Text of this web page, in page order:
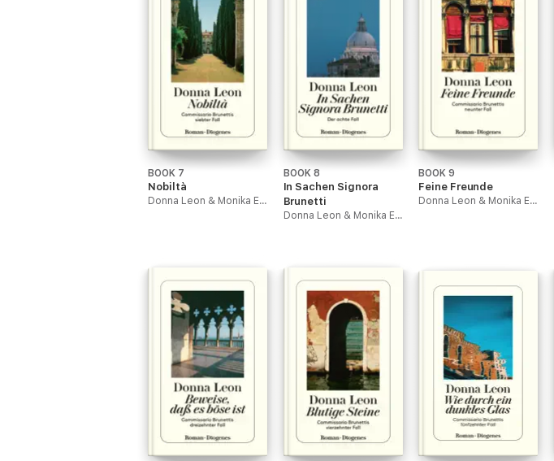
BOOK 7
Nobiltà
Donna Leon & Monika Elwenspoek
BOOK 8
In Sachen Signora
Brunetti
Donna Leon & Monika Elwenspoek
BOOK 9
Feine Freunde
Donna Leon & Monika Elwenspoek